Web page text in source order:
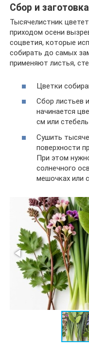
Сбор и заготовка
Тысячелистник
приходом осени
соцветия, которые
собирать до самых
применяют листья,
Цветки
Сбор листьев
начинается
см или
Сушить
поверхности
При этом
солнечного
мешочках или